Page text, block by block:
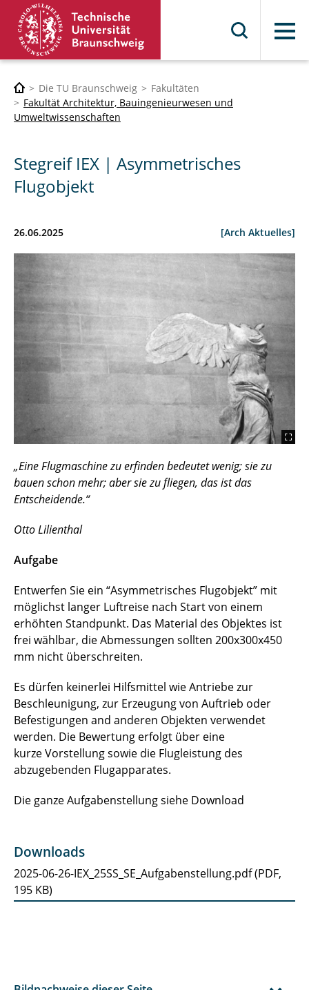
Menü
Die TU Braunschweig
Fakultäten
Fakultät Architektur, Bauingenieurwesen und
Umweltwissenschaften
Stegreif IEX | Asymmetrisches
Flugobjekt
26.06.2025 [Arch Aktuelles]
„Eine Flugmaschine zu erfinden bedeutet wenig; sie zu
bauen schon mehr; aber sie zu fliegen, das ist das
Entscheidende.“
Otto Lilienthal
Aufgabe
Entwerfen Sie ein “Asymmetrisches Flugobjekt” mit
möglichst langer Luftreise nach Start von einem
erhöhten Standpunkt. Das Material des Objektes ist
frei wählbar, die Abmessungen sollten 200x300x450
mm nicht überschreiten.
Es dürfen keinerlei Hilfsmittel wie Antriebe zur
Beschleunigung, zur Erzeugung von Auftrieb oder
Befestigungen and anderen Objekten verwendet
werden. Die Bewertung erfolgt über eine
kurze Vorstellung sowie die Flugleistung des
abzugebenden Flugapparates.
Die ganze Aufgabenstellung siehe Download
Downloads
2025-06-26-IEX_25SS_SE_Aufgabenstellung.pdf(PDF,
195 KB)